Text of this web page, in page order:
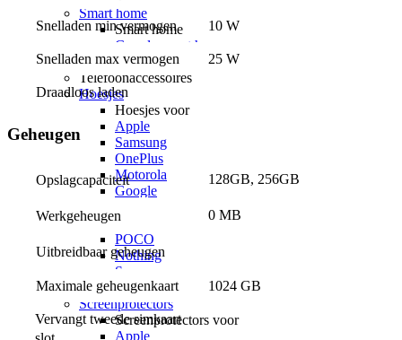
Smart home
Smart home
Google smart home
Alle smart home
Telefoonaccessoires
Hoesjes
Hoesjes voor
Apple
Samsung
OnePlus
Motorola
Google
Xiaomi
POCO
Nothing
Sony
Alle telefoons
Screenprotectors
Screenprotectors voor
Apple
Snelladen min vermogen 10 W
Snelladen max vermogen 25 W
Draadloos laden
Geheugen
Opslagcapaciteit 128GB, 256GB
Werkgeheugen 0 MB
Uitbreidbaar geheugen
Maximale geheugenkaart 1024 GB
Vervangt tweede simkaart